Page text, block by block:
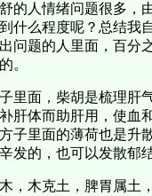
的人情绪问题很多，
什么程度呢？总结我
问题的人里面，百分
。
里面，柴胡是梳理肝
肝体而助肝用，使血
子里面的薄荷也是升
发的，也可以发散郁结
，木克土，脾胃属土